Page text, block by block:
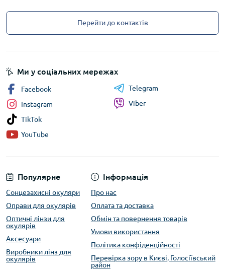
Перейти до контактів
Популярне
Сонцезахисні окуляри
Оправи для окулярів
Оптичні лінзи для
окулярів
Аксесуари
Виробники лінз для
окулярів
Інформація
Про нас
Оплата та доставка
Обмін та повернення товарів
Умови використання
Політика конфіденційності
Перевірка зору в Києві, Голосіївський
район
Ми у соціальних мережах
Facebook
Instagram
TikTok
YouTube
Telegram
Viber